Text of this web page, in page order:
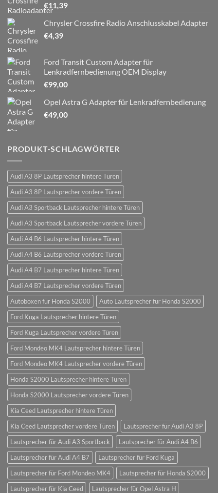
€11,39
Chrysler Crossfire Radio Anschlusskabel Adapter
€4,39
Ford Transit Custom Adapter für
Lenkradfernbedienung OEM Display
€99,00
Opel Astra G Adapter für Lenkradfernbedienung
€49,00
PRODUKT-SCHLAGWÖRTER
Audi A3 8P Lautsprecher hintere Türen
Audi A3 8P Lautsprecher vordere Türen
Audi A3 Sportback Lautsprecher hintere Türen
Audi A3 Sportback Lautsprecher vordere Türen
Audi A4 B6 Lautsprecher hintere Türen
Audi A4 B6 Lautsprecher vordere Türen
Audi A4 B7 Lautsprecher hintere Türen
Audi A4 B7 Lautsprecher vordere Türen
Autoboxen für Honda S2000
Auto Lautsprecher für Honda S2000
Ford Kuga Lautsprecher hintere Türen
Ford Kuga Lautsprecher vordere Türen
Ford Mondeo MK4 Lautsprecher hintere Türen
Ford Mondeo MK4 Lautsprecher vordere Türen
Honda S2000 Lautsprecher hintere Türen
Honda S2000 Lautsprecher vordere Türen
Kia Ceed Lautsprecher hintere Türen
Kia Ceed Lautsprecher vordere Türen
Lautsprecher für Audi A3 8P
Lautsprecher für Audi A3 Sportback
Lautsprecher für Audi A4 B6
Lautsprecher für Audi A4 B7
Lautsprecher für Ford Kuga
Lautsprecher für Ford Mondeo MK4
Lautsprecher für Honda S2000
Lautsprecher für Kia Ceed
Lautsprecher für Opel Astra H